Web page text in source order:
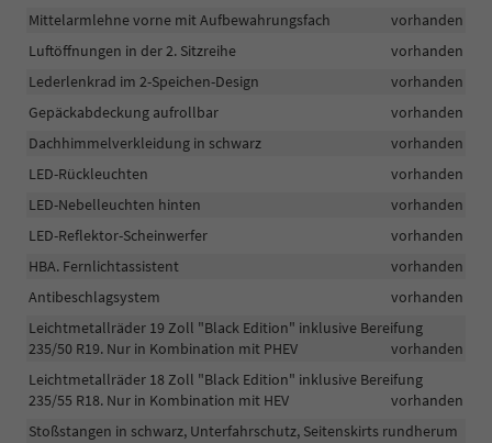
Mittelarmlehne vorne mit Aufbewahrungsfach
vorhanden
Luftöffnungen in der 2. Sitzreihe
vorhanden
Lederlenkrad im 2-Speichen-Design
vorhanden
Gepäckabdeckung aufrollbar
vorhanden
Dachhimmelverkleidung in schwarz
vorhanden
LED-Rückleuchten
vorhanden
LED-Nebelleuchten hinten
vorhanden
LED-Reflektor-Scheinwerfer
vorhanden
HBA. Fernlichtassistent
vorhanden
Antibeschlagsystem
vorhanden
Leichtmetallräder 19 Zoll "Black Edition" inklusive Bereifung
235/50 R19. Nur in Kombination mit PHEV
vorhanden
Leichtmetallräder 18 Zoll "Black Edition" inklusive Bereifung
235/55 R18. Nur in Kombination mit HEV
vorhanden
Stoßstangen in schwarz, Unterfahrschutz, Seitenskirts rundherum